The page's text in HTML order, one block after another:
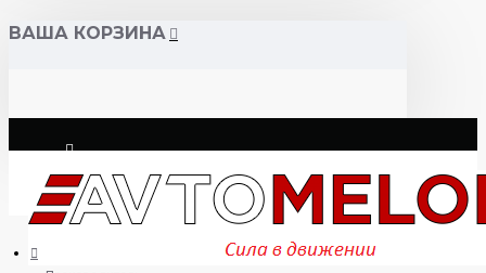
ВАША КОРЗИНА
Логин
Регистрация